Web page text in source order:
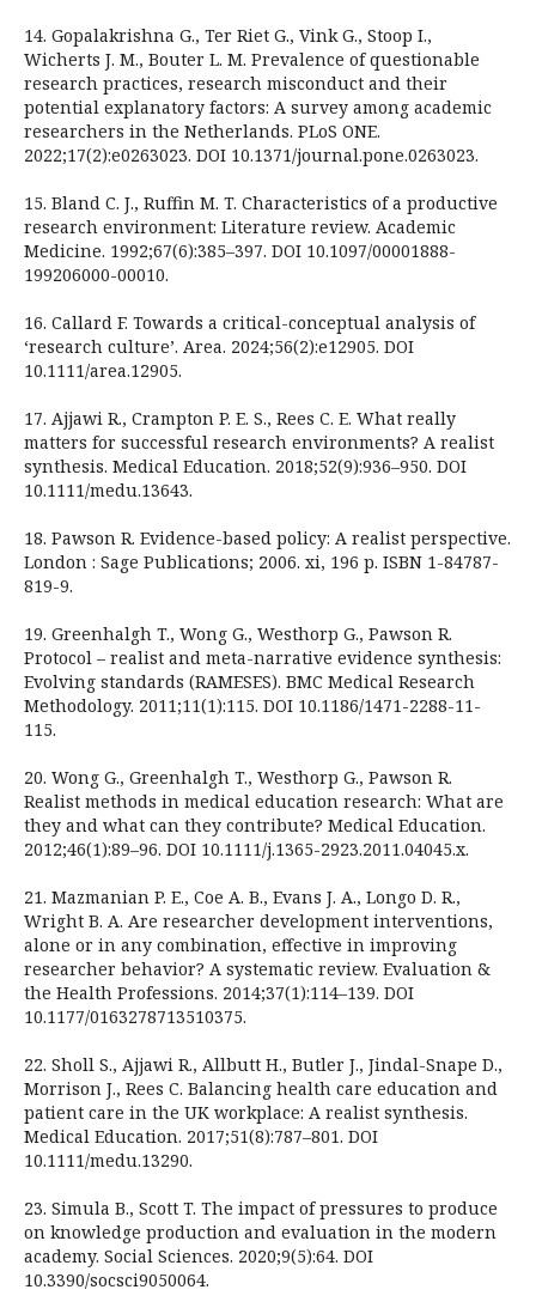
14. Gopalakrishna G., Ter Riet G., Vink G., Stoop I.,
Wicherts J. M., Bouter L. M. Prevalence of questionable
research practices, research misconduct and their
potential explanatory factors: A survey among academic
researchers in the Netherlands. PLoS ONE.
2022;17(2):e0263023. DOI 10.1371/journal.pone.0263023.
15. Bland C. J., Ruffin M. T. Characteristics of a productive
research environment: Literature review. Academic
Medicine. 1992;67(6):385–397. DOI 10.1097/00001888-
199206000-00010.
16. Callard F. Towards a critical-conceptual analysis of
‘research culture’. Area. 2024;56(2):e12905. DOI
10.1111/area.12905.
17. Ajjawi R., Crampton P. E. S., Rees C. E. What really
matters for successful research environments? A realist
synthesis. Medical Education. 2018;52(9):936–950. DOI
10.1111/medu.13643.
18. Pawson R. Evidence-based policy: A realist perspective.
London : Sage Publications; 2006. xi, 196 p. ISBN 1-84787-
819-9.
19. Greenhalgh T., Wong G., Westhorp G., Pawson R.
Protocol – realist and meta-narrative evidence synthesis:
Evolving standards (RAMESES). BMC Medical Research
Methodology. 2011;11(1):115. DOI 10.1186/1471-2288-11-
115.
20. Wong G., Greenhalgh T., Westhorp G., Pawson R.
Realist methods in medical education research: What are
they and what can they contribute? Medical Education.
2012;46(1):89–96. DOI 10.1111/j.1365-2923.2011.04045.x.
21. Mazmanian P. E., Coe A. B., Evans J. A., Longo D. R.,
Wright B. A. Are researcher development interventions,
alone or in any combination, effective in improving
researcher behavior? A systematic review. Evaluation &
the Health Professions. 2014;37(1):114–139. DOI
10.1177/0163278713510375.
22. Sholl S., Ajjawi R., Allbutt H., Butler J., Jindal-Snape D.,
Morrison J., Rees C. Balancing health care education and
patient care in the UK workplace: A realist synthesis.
Medical Education. 2017;51(8):787–801. DOI
10.1111/medu.13290.
23. Simula B., Scott T. The impact of pressures to produce
on knowledge production and evaluation in the modern
academy. Social Sciences. 2020;9(5):64. DOI
10.3390/socsci9050064.